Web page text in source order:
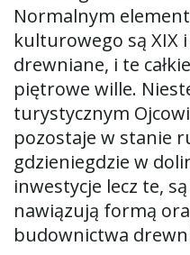
Normalnym
kulturowego są XIX
drewniane, i te
piętrowe wille.
turystycznym
pozostaje w stanie
gdzieniegdzie w
inwestycje lecz te,
nawiązują formą
budownictwa